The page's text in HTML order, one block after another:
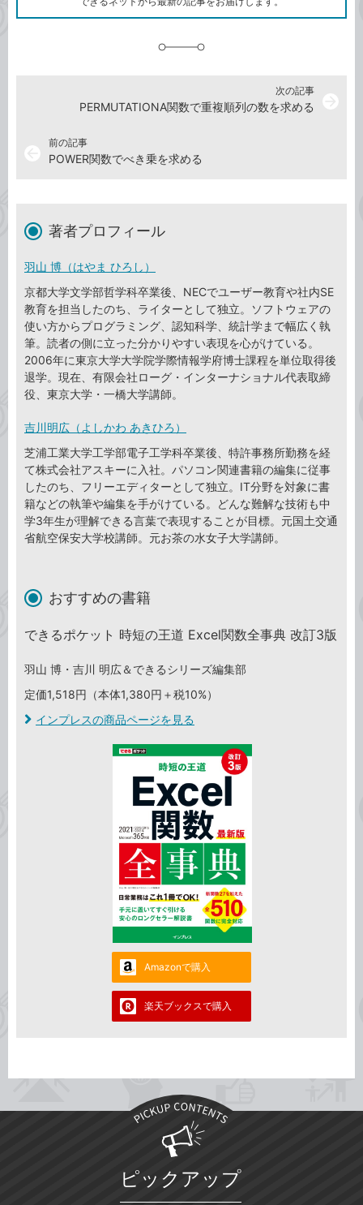
前の記事
POWER関数でべき乗を求める
次の記事
PERMUTATIONA関数で重複順列の数を求める
著者プロフィール
羽山 博（はやま ひろし）
京都大学文学部哲学科卒業後、NECでユーザー教育や社内SE
教育を担当したのち、ライターとして独立。ソフトウェアの
使い方からプログラミング、認知科学、統計学まで幅広く執
筆。読者の側に立った分かりやすい表現を心がけている。
2006年に東京大学大学院学際情報学府博士課程を単位取得後
退学。現在、有限会社ローグ・インターナショナル代表取締
役、東京大学・一橋大学講師。
吉川明広（よしかわ あきひろ）
芝浦工業大学工学部電子工学科卒業後、特許事務所勤務を経
て株式会社アスキーに入社。パソコン関連書籍の編集に従事
したのち、フリーエディターとして独立。IT分野を対象に書
籍などの執筆や編集を手がけている。どんな難解な技術も中
学3年生が理解できる言葉で表現することが目標。元国土交通
省航空保安大学校講師。元お茶の水女子大学講師。
おすすめの書籍
できるポケット 時短の王道 Excel関数全事典 改訂3版
羽山 博・吉川 明広＆できるシリーズ編集部
定価1,518円（本体1,380円＋税10%）
インプレスの商品ページを見る
Amazonで購入
楽天ブックスで購入
ピックアップ